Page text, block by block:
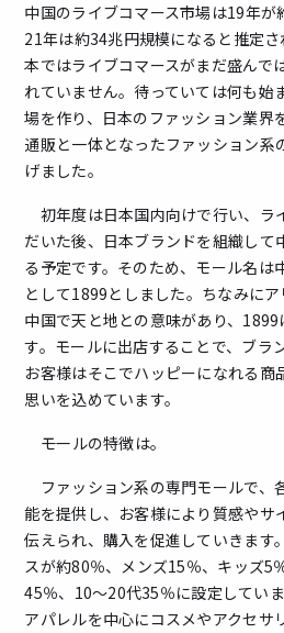
中国のライブコマース市場は19年が
21年は約34兆円規模になると推定
本ではライブコマースがまだ盛んで
れていません。待っていては何も始
場を作り、日本のファッション業界
通販と一体となったファッション系
げました。
初年度は日本国内向けで行い、ラ
だいた後、日本ブランドを組織して
る予定です。そのため、モール名は
として1899としました。ちなみに
中国で天と地との意味があり、
す。モールに出店することで、ブラ
お客様はそこでハッピーになれる商
思いを込めています。
――モールの特徴は。
ファッション系の専門モールで、
能を提供し、お客様により質感やサ
伝えられ、購入を促進していきます
スが約80％、メンズ15％、キッズ5
45％、10～20代35％に設定してい
アパレルを中心にコスメやアクセサ